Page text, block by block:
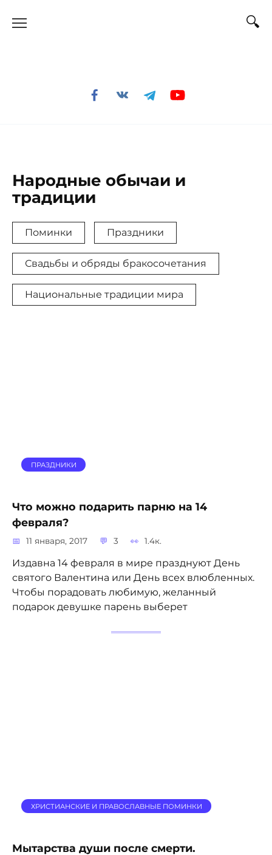
Народные обычаи и
традиции
Поминки Праздники
Свадьбы и обряды бракосочетания
Национальные традиции мира
ПРАЗДНИКИ
Что можно подарить парню на 14
февраля?
11 января, 2017 3 1.4к.
Издавна 14 февраля в мире празднуют День
святого Валентина или День всех влюбленных.
Чтобы порадовать любимую, желанный
подарок девушке парень выберет
ХРИСТИАНСКИЕ И ПРАВОСЛАВНЫЕ ПОМИНКИ
Мытарства души после смерти.